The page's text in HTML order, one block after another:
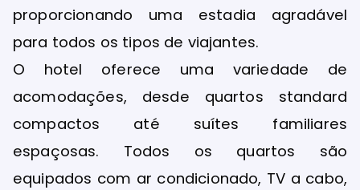
proporcionando uma estadia agradável
para todos os tipos de viajantes.
O hotel oferece uma variedade de
acomodações, desde quartos standard
compactos até suítes familiares
espaçosas. Todos os quartos são
equipados com ar condicionado, TV a cabo,